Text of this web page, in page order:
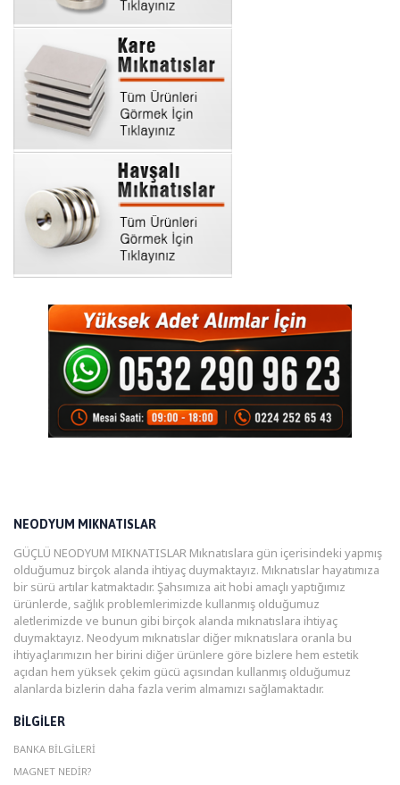
NEODYUM MIKNATISLAR
GÜÇLÜ NEODYUM MIKNATISLAR Mıknatıslara gün içerisindeki yapmış
olduğumuz birçok alanda ihtiyaç duymaktayız. Mıknatıslar hayatımıza
bir sürü artılar katmaktadır. Şahsımıza ait hobi amaçlı yaptığımız
ürünlerde, sağlık problemlerimizde kullanmış olduğumuz
aletlerimizde ve bunun gibi birçok alanda mıknatıslara ihtiyaç
duymaktayız. Neodyum mıknatıslar diğer mıknatıslara oranla bu
ihtiyaçlarımızın her birini diğer ürünlere göre bizlere hem estetik
açıdan hem yüksek çekim gücü açısından kullanmış olduğumuz
alanlarda bizlerin daha fazla verim almamızı sağlamaktadır.
BILGILER
BANKA BILGILERI
MAGNET NEDIR?